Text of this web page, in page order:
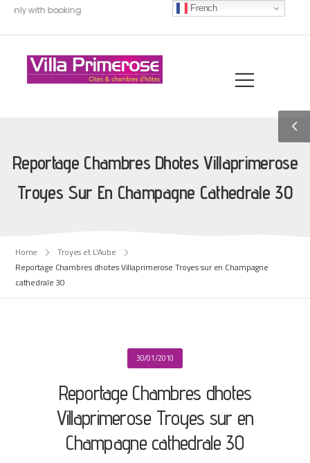
only with booking
Reportage Chambres Dhotes Villaprimerose
Troyes Sur En Champagne Cathedrale 30
Home
Troyes et L'Aube
Reportage Chambres dhotes Villaprimerose Troyes sur en Champagne
cathedrale 30
30/01/2010
Reportage Chambres dhotes
Villaprimerose Troyes sur en
Champagne cathedrale 30
French